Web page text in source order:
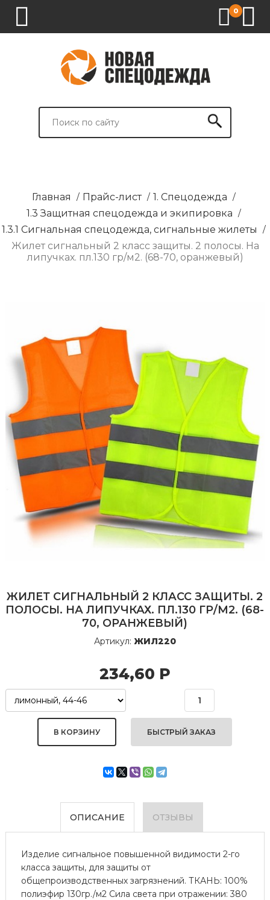
0
СПЕЦОДЕЖДА
СПЕЦОБУВЬ
СРЕДСТВА
ВСПОМОГАТЕЛЬНЫЕ
БРЕНДИРОВАНИЕ
Главная / Прайс-лист / 1. Спецодежда /
1.3 Защитная спецодежда и экипировка /
1.3.1 Сигнальная спецодежда, сигнальные жилеты /
Жилет сигнальный 2 класс защиты. 2 полосы. На
липучках. пл.130 гр/м2. (68-70, оранжевый)
ЖИЛЕТ СИГНАЛЬНЫЙ 2 КЛАСС ЗАЩИТЫ. 2
ПОЛОСЫ. НА ЛИПУЧКАХ. ПЛ.130 ГР/М2. (68-
70, ОРАНЖЕВЫЙ)
Артикул: ЖИЛ220
234,60 Р
БЫСТРЫЙ ЗАКАЗ
ОПИСАНИЕ ОТЗЫВЫ
Изделие сигнальное повышенной видимости 2-го
класса защиты, для защиты от
общепроизводственных загрязнений. ТКАНЬ: 100%
полиэфир 130гр./м2 Сила света при отражении: 380